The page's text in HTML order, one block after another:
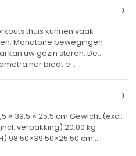
›
thuis kunnen vaak
Monotone bewegingen
kan uw gezin storen. De
biedt e…
›
× 39,5 × 25,5 cm Gewicht (excl.
verpakking) 20.00 kg
98.50×39.50×25.50 cm